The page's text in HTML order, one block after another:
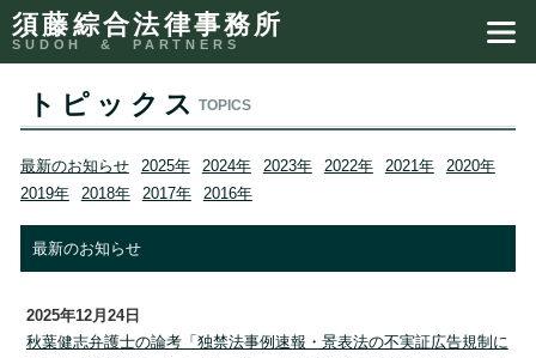
須藤綜合法律事務所
トピックス TOPICS
最新のお知らせ 2025年 2024年 2023年 2022年 2021年
2020年
2019年
2018年 2017年 2016年
最新のお知らせ
2025年12月24日
秋葉健志弁護士の論考「独禁法事例速報・景表法の不実証広告規制に